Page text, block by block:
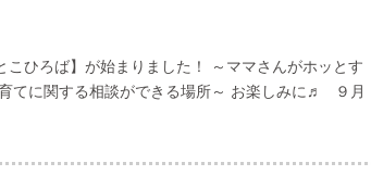
ひろば】が始まりました！ ～ママさんがホッとす
てに関する相談ができる場所～ お楽しみに♬ ９月